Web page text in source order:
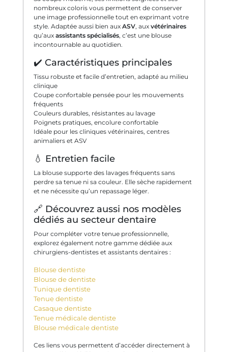
nombreux coloris vous permettent de conserver
une image professionnelle tout en exprimant votre
style. Adaptée aussi bien aux ASV, aux vétérinaires
qu’aux assistants spécialisés, c’est une blouse
incontournable au quotidien.
✔️ Caractéristiques principales
Tissu robuste et facile d’entretien, adapté au milieu
clinique
Coupe confortable pensée pour les mouvements
fréquents
Couleurs durables, résistantes au lavage
Poignets pratiques, encolure confortable
Idéale pour les cliniques vétérinaires, centres
animaliers et ASV
💧 Entretien facile
La blouse supporte des lavages fréquents sans
perdre sa tenue ni sa couleur. Elle sèche rapidement
et ne nécessite qu’un repassage léger.
🔗 Découvrez aussi nos modèles
dédiés au secteur dentaire
Pour compléter votre tenue professionnelle,
explorez également notre gamme dédiée aux
chirurgiens-dentistes et assistants dentaires :
Blouse dentiste
Blouse de dentiste
Tunique dentiste
Tenue dentiste
Casaque dentiste
Tenue médicale dentiste
Blouse médicale dentiste
Ces liens vous permettent d’accéder directement à